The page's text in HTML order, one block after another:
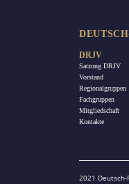
DRJV
Satzung DRJV
Vorstand
Regionalgruppen
Fachgruppen
Mitgliedschaft
Kontakte
2021